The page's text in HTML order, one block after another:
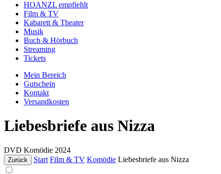
HOANZL empfiehlt
Film & TV
Kabarett & Theater
Musik
Buch & Hörbuch
Streaming
Tickets
Mein Bereich
Gutschein
Kontakt
Versandkosten
Liebesbriefe aus Nizza
DVD Komödie 2024
Zurück Start Film & TV Komödie Liebesbriefe aus Nizza